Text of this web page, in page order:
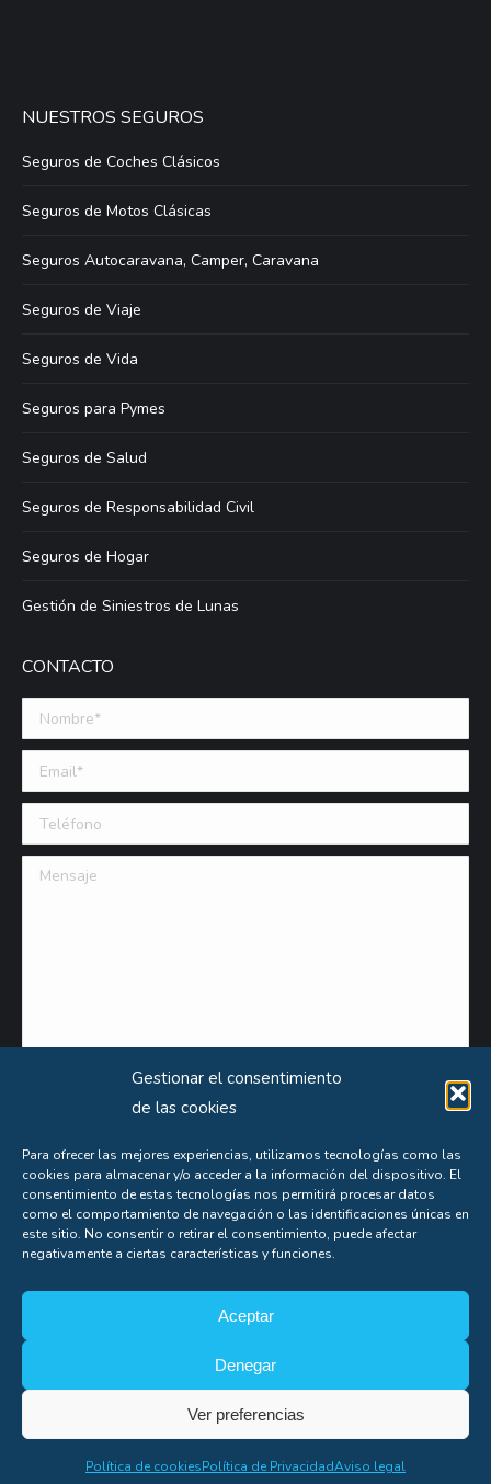
Gestionar el consentimiento
de las cookies
Para ofrecer las mejores experiencias, utilizamos tecnologías como las
cookies para almacenar y/o acceder a la información del dispositivo. El
consentimiento de estas tecnologías nos permitirá procesar datos
como el comportamiento de navegación o las identificaciones únicas en
este sitio. No consentir o retirar el consentimiento, puede afectar
negativamente a ciertas características y funciones.
Aceptar
Denegar
Ver preferencias
Política de cookiesPolítica de PrivacidadAviso legal
NUESTROS SEGUROS
Seguros de Coches Clásicos
Seguros de Motos Clásicas
Seguros Autocaravana, Camper, Caravana
Seguros de Viaje
Seguros de Vida
Seguros para Pymes
Seguros de Salud
Seguros de Responsabilidad Civil
Seguros de Hogar
Gestión de Siniestros de Lunas
CONTACTO
Nombre *
Email (requerido)
Teléfono
Mensaje
Puede obtener información extensa sobre el uso que le damos a sus datos personales
consultando nuestraPolítica de Privacidad.
Aceptas nuestrapolítica de privacidad
Soporte
Copyright© Alfonso Fígares |8web